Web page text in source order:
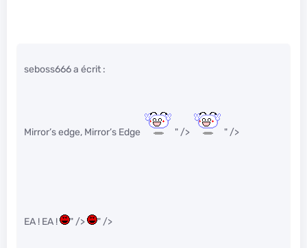
seboss666 a écrit :
Mirror’s edge, Mirror’s Edge " /> " />
EA ! EA ! " /> " />